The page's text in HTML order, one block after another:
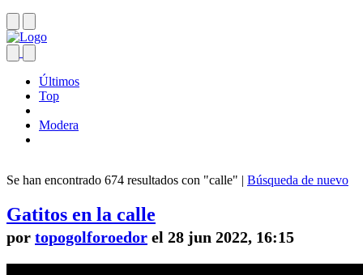
Últimos
Top
Modera
Se han encontrado 674 resultados con "calle" | Búsqueda de nuevo
Gatitos en la calle
por topogolforoedor el 28 jun 2022, 16:15